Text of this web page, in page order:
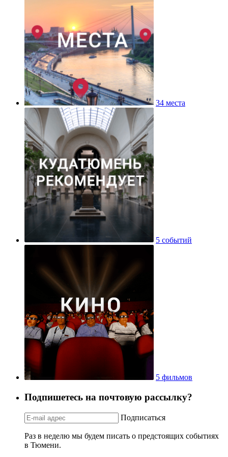
34 места
5 событий
5 фильмов
Подпишетесь на почтовую рассылку?
Подписаться
Раз в неделю мы будем писать о предстоящих событиях
в Тюмени.